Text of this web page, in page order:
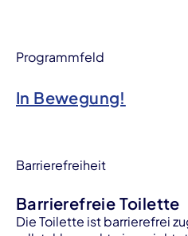
Programmfeld
In Bewegung!
Barrierefreiheit
Barrierefreie Toilette
Die Toilette ist barrierefrei